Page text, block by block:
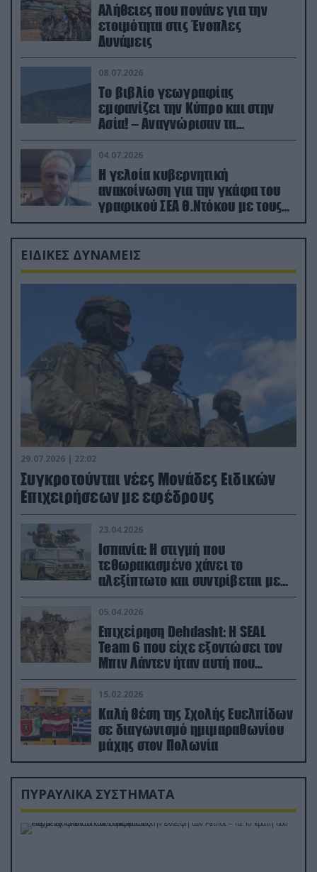
Αλήθειες που πονάνε για την
ετοιμότητα στις Ένοπλες
Δυνάμεις
08.07.2026
Το βιβλίο γεωγραφίας
εμφανίζει την Κύπρο και στην
Ασία! – Αναγνώρισαν τα
κατεχόμενα; (φωτο)
04.07.2026
Η γελοία κυβερνητική
ανακοίνωση για την γκάφα του
γραφικού ΣΕΑ Θ.Ντόκου με τους
Ρώσους φαρσέρ
ΕΙΔΙΚΕΣ ΔΥΝΑΜΕΙΣ
29.07.2026 | 22:02
Συγκροτούνται νέες Μονάδες Ειδικών
Επιχειρήσεων με εφέδρους
23.04.2026
Ισπανία: Η στιγμή που
τεθωρακισμένο χάνει το
αλεξίπτωτο και συντρίβεται με
ορμή στο έδαφος (βίντεο)
05.04.2026
Επιχείρηση Dehdasht: Η SEAL
Team 6 που είχε εξοντώσει τον
Μπιν Λάντεν ήταν αυτή που
διέσωσε τον πιλότο του F-15
15.02.2026
Καλή θέση της Σχολής Ευελπίδων
σε διαγωνισμό ημιμαραθωνίου
μάχης στον Πολωνία
ΠΥΡΑΥΛΙΚΑ ΣΥΣΤΗΜΑΤΑ